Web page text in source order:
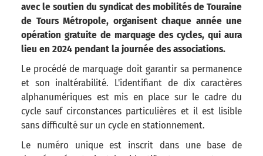
avec le soutien du syndicat des mobilités de Touraine
de Tours Métropole, organisent chaque année une
opération gratuite de marquage des cycles, qui aura
lieu en 2024 pendant la journée des associations.
Le procédé de marquage doit garantir sa permanence
et son inaltérabilité. L'identifiant de dix caractères
alphanumériques est mis en place sur le cadre du
cycle sauf circonstances particulières et il est lisible
sans difficulté sur un cycle en stationnement.
Le numéro unique est inscrit dans une base de